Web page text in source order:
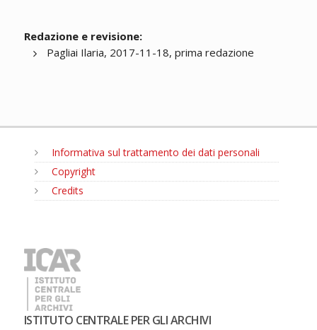
Redazione e revisione:
Pagliai Ilaria, 2017-11-18, prima redazione
Informativa sul trattamento dei dati personali
Copyright
Credits
ISTITUTO CENTRALE PER GLI ARCHIVI